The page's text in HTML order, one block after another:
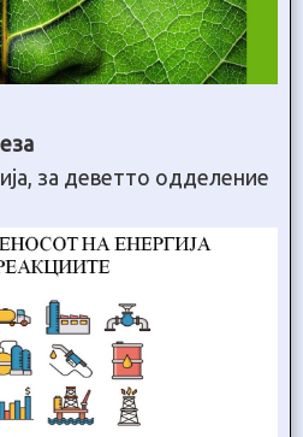
за деветто одделение